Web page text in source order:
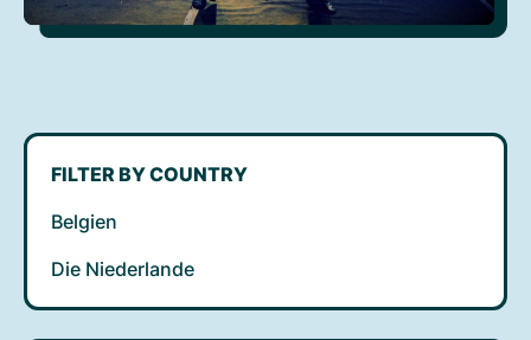
FILTER BY COUNTRY
Belgien
Die Niederlande